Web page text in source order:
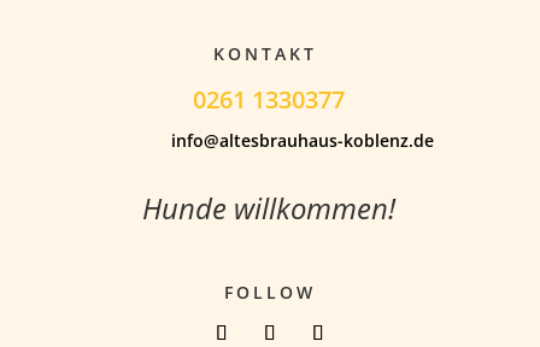
KONTAKT
0261 1330377
info@altesbrauhaus-koblenz.de
Hunde willkommen!
FOLLOW